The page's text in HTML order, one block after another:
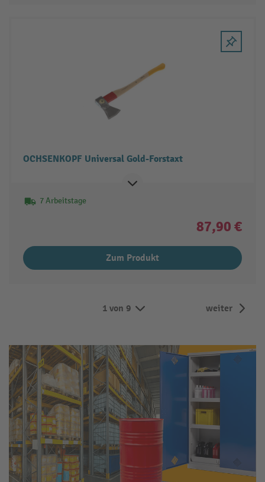
OCHSENKOPF Universal Gold-Forstaxt
7 Arbeitstage
87,90 €
Zum Produkt
1 von 9 weiter